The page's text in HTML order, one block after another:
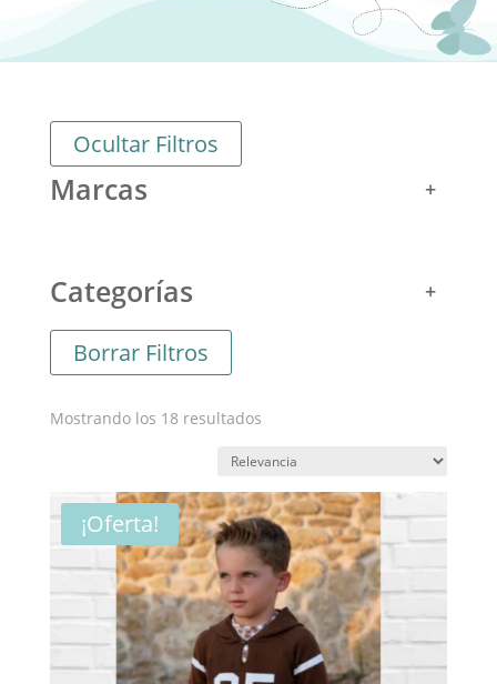
Ocultar Filtros
Marcas
Categorías
Borrar Filtros
Mostrando los 18 resultadosOrdenado
los
últimos
¡Oferta!